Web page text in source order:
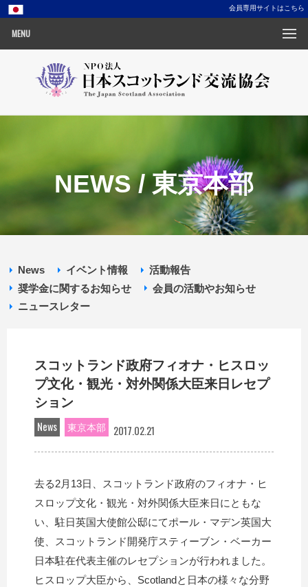
会員専用サイトはこちら
MENU
NEWS / 東京本部
News イベント情報
活動報告
奨学金に関するお知らせ
会員の活動やお知らせ
ニュースレター
スコットランド政府フィオナ・ヒスロッ
プ文化・観光・対外関係大臣来日レセプ
ション
News
東京本部 2017.02.21
去る2月13日、スコットランド政府のフィオナ・ヒ
スロップ文化・観光・対外関係大臣来日にともな
い、駐日英国大使館公邸にてポール・マデン英国大
使、スコットランド開発庁スティーブン・ベーカー
日本駐在代表主催のレセプションが行われました。
ヒスロップ大臣から、Scotlandと日本の様々な分野